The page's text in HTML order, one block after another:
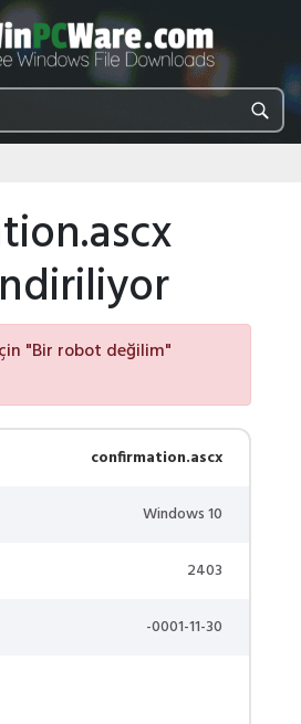
"Bir robot değilim"
confirmation.ascx
Windows 10
2403
-0001-11-30